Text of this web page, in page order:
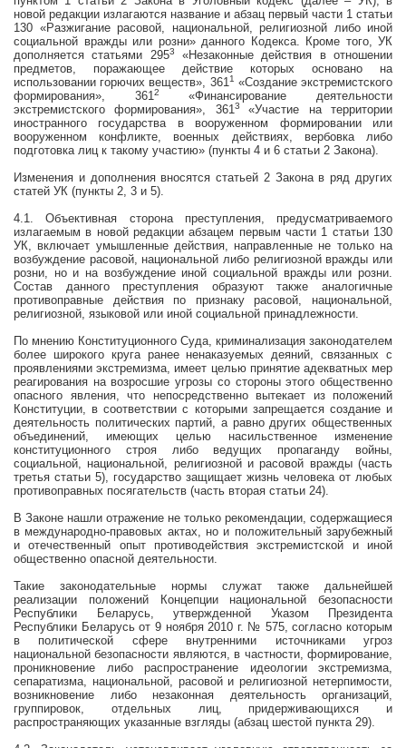
новой редакции излагаются название и абзац первый части 1 статьи
130 «Разжигание расовой, национальной, религиозной либо иной
социальной вражды или розни» данного Кодекса. Кроме того, УК
дополняется статьями 2953
«Незаконные действия в отношении
предметов, поражающее действие которых основано на
использовании горючих веществ», 3611 «Создание экстремистского
формирования», 3612 «Финансирование деятельности
экстремистского формирования», 3613 «Участие на территории
иностранного государства в вооруженном формировании или
вооруженном конфликте, военных действиях, вербовка либо
подготовка лиц к такому участию» (пункты 4 и 6 статьи 2 Закона).
Изменения и дополнения вносятся статьей 2 Закона в ряд других
статей УК (пункты 2, 3 и 5).
4.1. Объективная сторона преступления, предусматриваемого
излагаемым в новой редакции абзацем первым части 1 статьи 130
УК, включает умышленные действия, направленные не только на
возбуждение расовой, национальной либо религиозной вражды или
розни, но и на возбуждение инойсоциальной вражды или розни.
Состав данного преступления образуют также аналогичные
противоправные действия по признаку расовой, национальной,
религиозной, языковой или иной социальной принадлежности.
По мнению Конституционного Суда, криминализация законодателем
более широкого круга ранее ненаказуемых деяний, связанных с
проявлениями экстремизма, имеет целью принятие адекватных мер
реагирования на возросшие угрозы со стороны этого общественно
опасного явления, что непосредственно вытекает из положений
Конституции, в соответствии с которыми запрещается создание и
деятельность политических партий, а равно других общественных
объединений, имеющих целью насильственное изменение
конституционного строя либо ведущих пропаганду войны,
социальной, национальной, религиозной и расовой вражды (часть
третья статьи 5), государство защищает жизнь человека от любых
противоправных посягательств (часть вторая статьи 24).
В Законе нашли отражение не только рекомендации, содержащиеся
в международно-правовых актах, но и положительный зарубежный
и отечественный опыт противодействия экстремистской и иной
общественно опасной деятельности.
Такие законодательные нормы служат также дальнейшей
реализации положений Концепции национальной безопасности
Республики Беларусь, утвержденной Указом Президента
Республики Беларусь от 9 ноября2010 г. № 575, согласно которым
в политической сфере внутренними источниками угроз
национальной безопасности являются, в частности, формирование,
проникновение либо распространение идеологии экстремизма,
сепаратизма, национальной, расовой и религиозной нетерпимости,
возникновение либо незаконная деятельность организаций,
группировок, отдельных лиц, придерживающихся и
распространяющих указанные взгляды (абзац шестой пункта 29).